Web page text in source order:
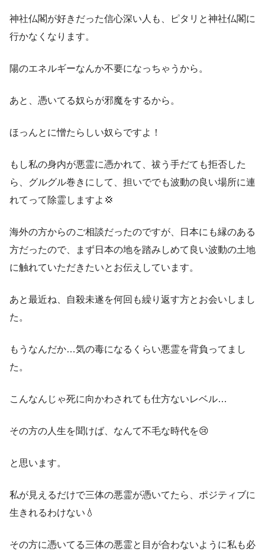
神社仏閣が好きだった信心深い人も、ピタリと神社仏閣に
行かなくなります。
陽のエネルギーなんか不要になっちゃうから。
あと、憑いてる奴らが邪魔をするから。
ほっんとに憎たらしい奴らですよ！
もし私の身内が悪霊に憑かれて、祓う手だても拒否した
ら、グルグル巻きにして、担いででも波動の良い場所に連
れてって除霊しますよ💢
海外の方からのご相談だったのですが、日本にも縁のある
方だったので、まず日本の地を踏みしめて良い波動の土地
に触れていただきたいとお伝えしています。
あと最近ね、自殺未遂を何回も繰り返す方とお会いしまし
た。
もうなんだか…気の毒になるくらい悪霊を背負ってまし
た。
こんなんじゃ死に向かわされても仕方ないレベル…
その方の人生を聞けば、なんて不毛な時代を😢
と思います。
私が見えるだけで三体の悪霊が憑いてたら、ポジティブに
生きれるわけない💧
その方に憑いてる三体の悪霊と目が合わないように私も必